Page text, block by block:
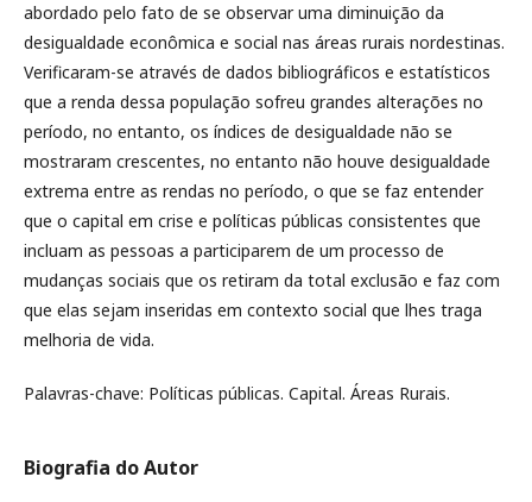
abordado pelo fato de se observar uma diminuição da
desigualdade econômica e social nas áreas rurais nordestinas.
Verificaram-se através de dados bibliográficos e estatísticos
que a renda dessa população sofreu grandes alterações no
período, no entanto, os índices de desigualdade não se
mostraram crescentes, no entanto não houve desigualdade
extrema entre as rendas no período, o que se faz entender
que o capital em crise e políticas públicas consistentes que
incluam as pessoas a participarem de um processo de
mudanças sociais que os retiram da total exclusão e faz com
que elas sejam inseridas em contexto social que lhes traga
melhoria de vida.
Palavras-chave: Políticas públicas. Capital. Áreas Rurais.
Biografia do Autor